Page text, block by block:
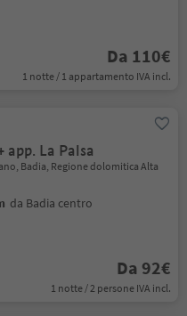
Da 110€
1 notte / 1 appartamento IVA incl.
app. La Palsa
Badia, Regione dolomitica Alta
da Badia centro
Da 92€
1 notte / 2 persone IVA incl.